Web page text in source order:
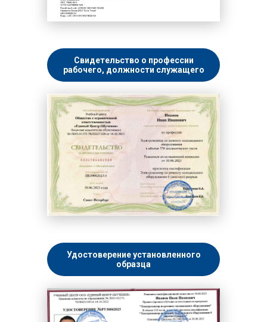
Свидетельство о профессии
рабочего, должности служащего
Удостоверение установленного
образца